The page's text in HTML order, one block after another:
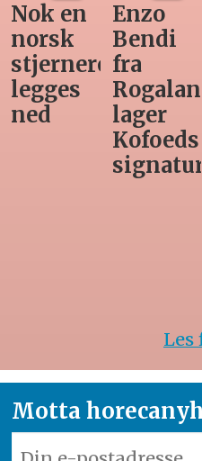
Med
italiensk
bynavn
vet du
hva du
Huset
på
Svalbard
i ny
drakt
Les
Motta